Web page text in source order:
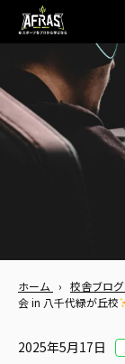
ホーム › 校舎ブログ
会 in 八千代緑が丘校
2025年5月17日